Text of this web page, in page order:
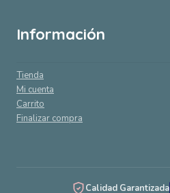
Información
Tienda
Mi cuenta
Carrito
Finalizar compra
Calidad Garantizada